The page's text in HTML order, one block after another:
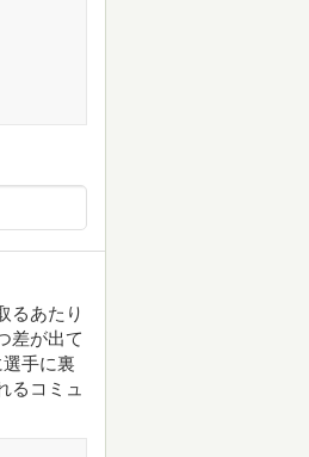
るあたり
差が出て
手に裏
るコミュ